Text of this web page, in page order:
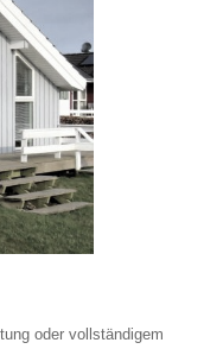
oder vollständigem